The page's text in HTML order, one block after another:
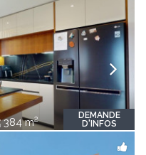
384 m2
DEMANDE
D'INFOS